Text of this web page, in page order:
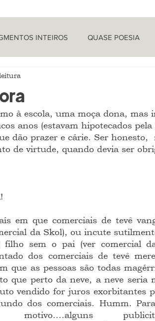
INTEIROS QUASE POESIA
NADA FILOSÓFICAS
O CRONISTA
à escola, uma moça dona, mas
anos (estavam hipotecados pela
dão prazer e cárie. Ser honesto,
de virtude, quando devia ser
em que comerciais de tevê
da Skol), ou incute
sem o pai (ver comercial
dos comerciais de tevê
que as pessoas são todas
que perto da neve, a neve seria
vendido for juros exorbitantes
dos comerciais. Humm.